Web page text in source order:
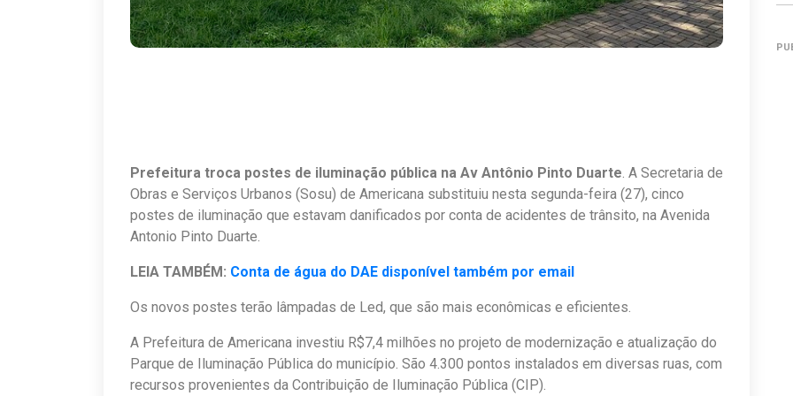
Prefeitura troca postes de iluminação pública na Av Antônio Pinto Duarte. A Secretaria de
Obras e Serviços Urbanos (Sosu) de Americana substituiu nesta segunda-feira (27), cinco
postes de iluminação que estavam danificados por conta de acidentes de trânsito, na Avenida
Antonio Pinto Duarte.
LEIA TAMBÉM: Conta de água do DAE disponível também por email
Os novos postes terão lâmpadas de Led, que são mais econômicas e eficientes.
A Prefeitura de Americana investiu R$7,4 milhões no projeto de modernização e atualização do
Parque de Iluminação Pública do município. São 4.300 pontos instalados em diversas ruas, com
recursos provenientes da Contribuição de Iluminação Pública (CIP).